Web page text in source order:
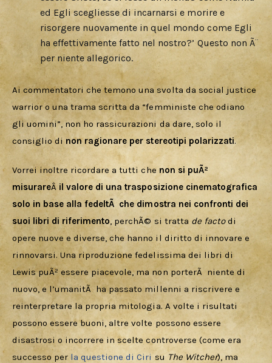
ed Egli scegliesse di incarnarsi e morire e
risorgere nuovamente in quel mondo come Egli
ha effettivamente fatto nel nostro?’ Questo non Ã¨
per niente allegorico.
Ai commentatori che temono una svolta da social justice
warrior o una trama scritta da “femministe che odiano
gli uomini”, non ho rassicurazioni da dare, solo il
consiglio di non ragionare per stereotipi polarizzati.
Vorrei inoltre ricordare a tutti che non si puÃ²
misurareÂ il valore di una trasposizione cinematografica
solo in base alla fedeltÃ  che dimostra nei confronti dei
suoi libri di riferimento, perchÃ© si tratta de facto di
opere nuove e diverse, che hanno il diritto di innovare e
rinnovarsi. Una riproduzione fedelissima dei libri di
Lewis puÃ² essere piacevole, ma non porterÃ  niente di
nuovo, e l’umanitÃ  ha passato millenni a riscrivere e
reinterpretare la propria mitologia. A volte i risultati
possono essere buoni, altre volte possono essere
disastrosi o incorrere in scelte controverse (come era
successo per la questione di Ciri su The Witcher), ma